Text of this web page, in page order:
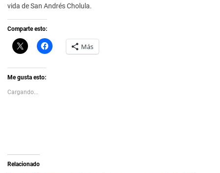
vida de San Andrés Cholula.
Comparte esto:
C
l
k
t
s
h
e
b
H
a Más
Me gusta esto:
Cargando...
Relacionado